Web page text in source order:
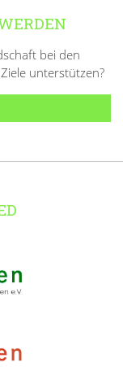
bei den
unterstützen?